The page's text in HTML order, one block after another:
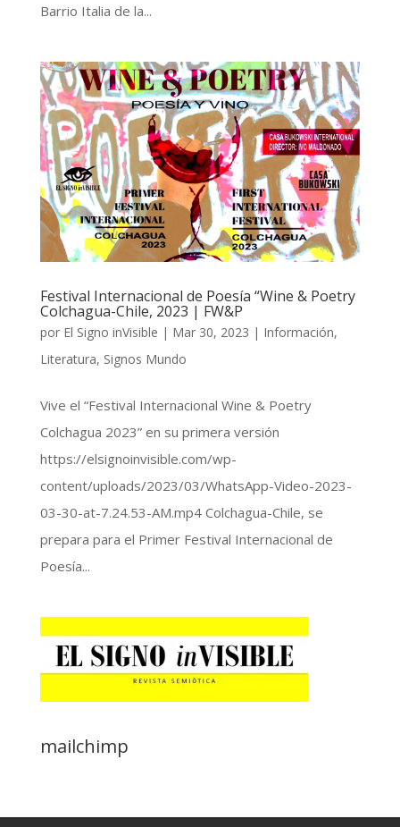
Barrio Italia de la...
Festival Internacional de Poesía “Wine & Poetry
Colchagua-Chile, 2023 | FW&P
por El Signo inVisible | Mar 30, 2023 | Información,
Literatura, Signos Mundo
Vive el “Festival Internacional Wine & Poetry
Colchagua 2023” en su primera versión
https://elsignoinvisible.com/wp-
content/uploads/2023/03/WhatsApp-Video-2023-
03-30-at-7.24.53-AM.mp4 Colchagua-Chile, se
prepara para el Primer Festival Internacional de
Poesía...
mailchimp